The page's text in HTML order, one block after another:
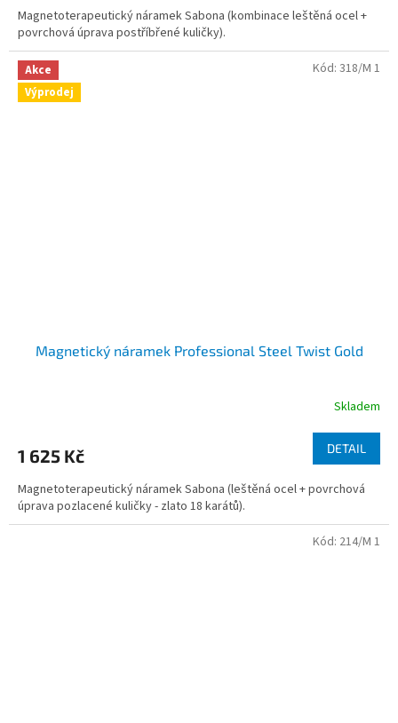
Magnetoterapeutický náramek Sabona (kombinace leštěná ocel +
povrchová úprava postříbřené kuličky).
Akce
Výprodej
Magnetický náramek Professional Steel Twist Gold
Skladem
1 625 Kč DETAIL
Magnetoterapeutický náramek Sabona (leštěná ocel + povrchová
úprava pozlacené kuličky - zlato 18 karátů).
Kód: 318/M 1
Kód: 214/M 1